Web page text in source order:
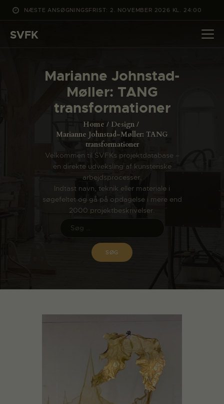
NÆSTE ANSØGNINGSFRIST: 2. NOVEMBER 2026 KL. 24:00
SVFK
Marianne Johnstad-
Møller: TANG
transformationer
Home
Design
Marianne Johnstad-Møller: TANG
transformationer
Velkommen til SVFKs projektdatabase –
en direkte udveksling af kunsteriske
arbejdsprocesser.
Indtast navn, teknik eller materiale i
søgefeltet og gå på opdagelse i mere end
2000 projektbeskrivelser.
DET SKER
PROJEKTER
CHANNEL
OM SVFK